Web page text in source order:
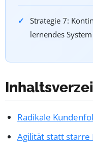
Strategie 7:
lernendes System
Radikale
Agilität statt starre